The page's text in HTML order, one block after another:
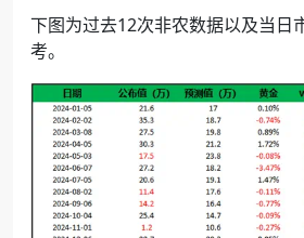
下图为过去12次非农数据以及当日
考。